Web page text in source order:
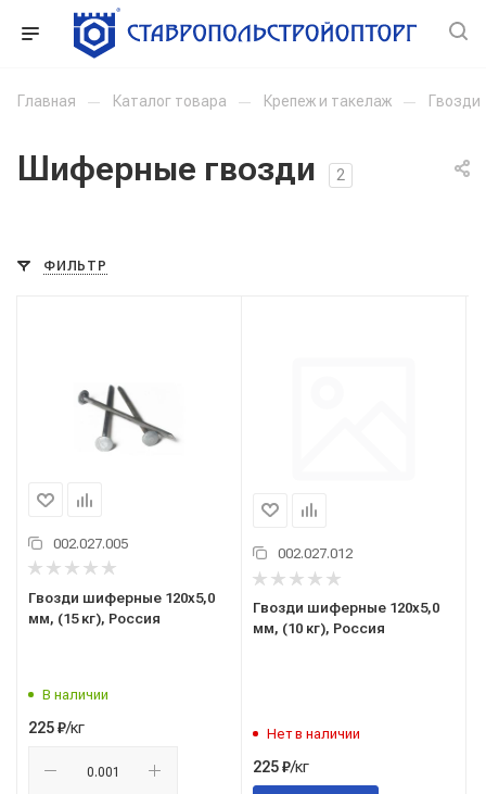
Главная — Каталог товара — Крепеж и такелаж — Гвозди
Шиферные гвозди 2
ФИЛЬТР
002.027.005
Гвозди шиферные 120x5,0
мм, (15 кг), Россия
В наличии
225₽/кг
002.027.012
Гвозди шиферные 120x5,0
мм, (10 кг), Россия
Нет в наличии
225₽/кг